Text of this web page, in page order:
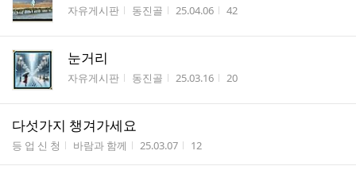
게시판명
자유게시판 작성자
동진골 작성시간
25.04.06 조회수
42
눈거리
게시판명
자유게시판 작성자
동진골 작성시간
25.03.16 조회수
20
다섯가지 챙겨가세요
게시판명
등 업 신 청 작성자
바람과 함께 작성시간
25.03.07 조회수
12